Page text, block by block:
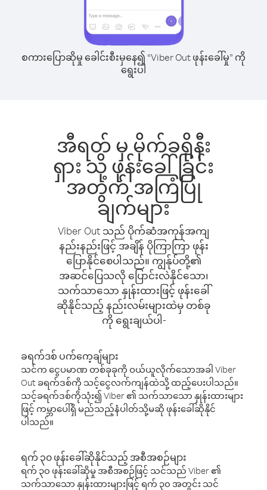
စကားပြောဆိုမှု ခေါင်းစီးမှနေ၍ “Viber Out ဖုန်းခေါ်မှု” ကို
ရွေးပါ
အီရတ် မှ မိုက်ခရိုနီး
ရှား သို့ ဖုန်းခေါ်ခြင်း
အတွက် အကြံပြု
ချက်များ
Viber Out သည် ပိုက်ဆံအကုန်အကျ
နည်းနည်းဖြင့် အချိန် ပိုကြာကြာ ဖုန်း
ပြောနိုင်စေပါသည်။ ကျွန်ုပ်တို့၏
အဆင်ပြေသလို ပြောင်းလဲနိုင်သော၊
သက်သာသော နှုန်းထားဖြင့် ဖုန်းခေါ်
ဆိုနိုင်သည့် နည်းလမ်းများထဲမှ တစ်ခု
ကို ရွေးချယ်ပါ-
ခရက်ဒစ် ပက်ကေ့ချ်များ
သင်က ငွေပမာဏ တစ်ခုခုကို ဝယ်ယူလိုက်သောအခါ Viber
Out ခရက်ဒစ်ကို သင့်ငွေလက်ကျန်ထဲသို့ ထည့်ပေးပါသည်။
သင့်ခရက်ဒစ်ကိုသုံး၍ Viber ၏ သက်သာသော နှုန်းထားများ
ဖြင့် ကမ္ဘာပေါ်ရှိ မည်သည့်နံပါတ်သို့မဆို ဖုန်းခေါ်ဆိုနိုင်
ပါသည်။
ရက် ၃၀ ဖုန်းခေါ်ဆိုနိုင်သည့် အစီအစဉ်များ
ရက် ၃၀ ဖုန်းခေါ်ဆိုမှု အစီအစဉ်ဖြင့် သင်သည် Viber ၏
သက်သာသော နှုန်းထားများဖြင့် ရက် ၃၀ အတွင်း သင်